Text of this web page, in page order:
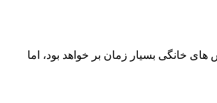
خانگی بسیار زمان بر خواهد بود، اما